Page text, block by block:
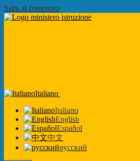
Salta al contenuto
Italiano
Italiano
English
Español
中文
русский